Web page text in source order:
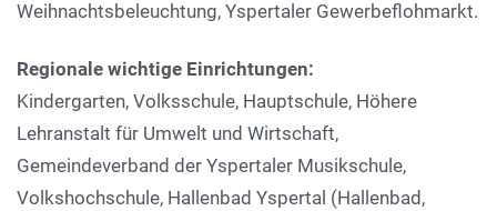
Weihnachtsbeleuchtung, Yspertaler Gewerbeflohmarkt.
Regionale wichtige Einrichtungen:
Kindergarten, Volksschule, Hauptschule, Höhere
Lehranstalt für Umwelt und Wirtschaft,
Gemeindeverband der Yspertaler Musikschule,
Volkshochschule, Hallenbad Yspertal (Hallenbad,